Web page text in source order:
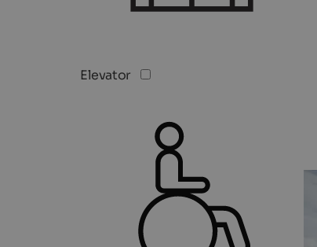
Elevator